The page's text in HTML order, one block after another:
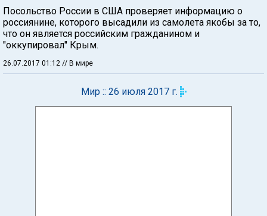
Посольство России в США проверяет информацию о
россиянине, которого высадили из самолета якобы за то,
что он является российским гражданином и
"оккупировал" Крым.
26.07.2017 01:12 // В мире
Мир :: 26 июля 2017 г.